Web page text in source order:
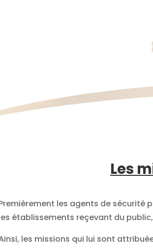
Les
les agents de sécurité
établissements reçevant du
les missions qui lui sont